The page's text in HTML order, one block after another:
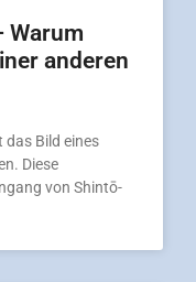
Warum
anderen
Bild eines
Diese
von Shintō-